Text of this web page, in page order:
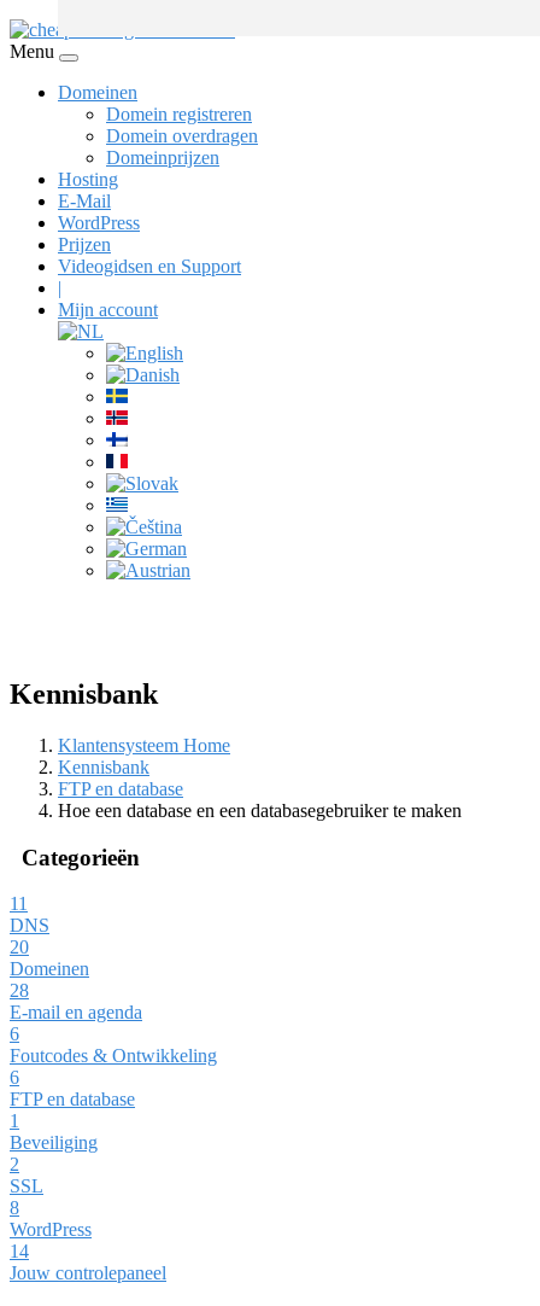
Menu
Domeinen
Domein registreren
Domein overdragen
Domeinprijzen
Hosting
E-Mail
WordPress
Prijzen
Videogidsen en Support
|
Mijn account
Kennisbank
Klantensysteem Home
Kennisbank
FTP en database
Hoe een database en een databasegebruiker te maken
Categorieën
11
DNS
20
Domeinen
28
E-mail en agenda
6
Foutcodes & Ontwikkeling
6
FTP en database
1
Beveiliging
2
SSL
8
WordPress
14
Jouw controlepaneel